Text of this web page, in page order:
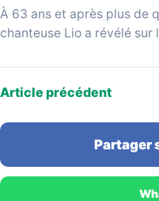
À 63 ans et après plus de
chanteuse Lio a révélé sur
Article précédent
Partager